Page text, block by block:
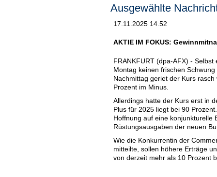
Ausgewählte
17.11.2025 14:52
AKTIE IM FOKUS:
FRANKFURT (dpa-AFX) -
Montag keinen frischen
Nachmittag geriet der Kurs
Prozent im Minus.
Allerdings hatte der Kurs erst in
Plus für 2025 liegt bei 90
Hoffnung auf eine konjunkturelle
Rüstungsausgaben der neuen
Wie die Konkurrentin der
mitteilte, sollen höhere Erträge
von derzeit mehr als 10 Prozent